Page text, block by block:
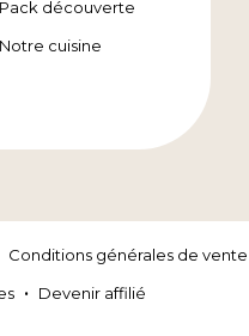
Pack découverte
Notre cuisine
Conditions générales de vente
Devenir affilié